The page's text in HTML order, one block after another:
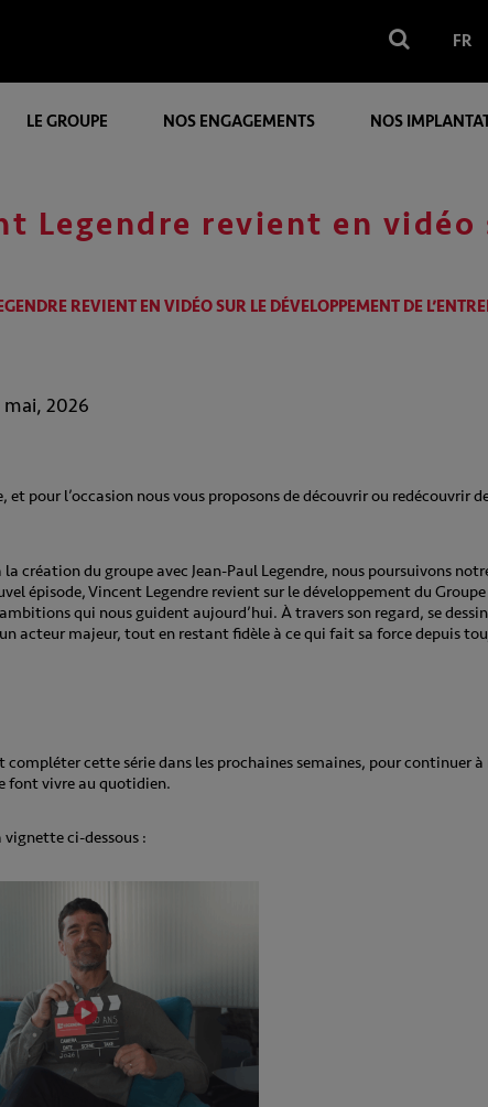
FR
LE GROUPE NOS ENGAGEMENTS NOS
Legendre revient en
REVIENT EN VIDÉO SUR LE DÉVELOPPEMENT DE
mai, 2026
et pour l’occasion nous vous proposons de découvrir ou redécouvrir
création du groupe avec Jean-Paul Legendre, nous poursuivons
épisode, Vincent Legendre revient sur le développement du
qui nous guident aujourd’hui. À travers son regard, se
acteur majeur, tout en restant fidèle à ce qui fait sa force depuis
cette série dans les prochaines semaines, pour continuer
font vivre au quotidien.
ci-dessous :